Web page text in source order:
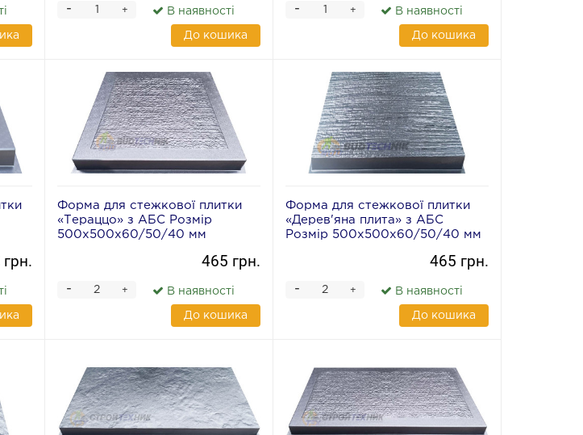
+
- В наявності
До кошика
+
- В наявності
До кошика
Форма для стежкової плитки
«Тераццо» з АБС Розмір
500х500х60/50/40 мм
465 грн.
+
- В наявності
До кошика
Форма для стежкової плитки
«Дерев'яна плита» з АБС
Розмір 500х500х60/50/40 мм
465 грн.
+
- В наявності
До кошика